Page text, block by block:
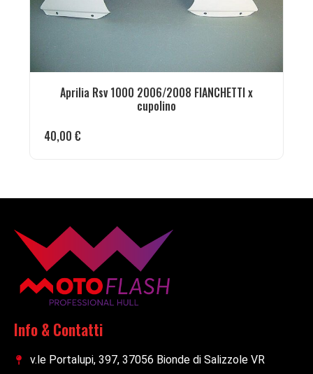
Aprilia Rsv 1000 2006/2008 FIANCHETTI x
cupolino
40,00 €
Info & Contatti
v.le Portalupi, 397, 37056 Bionde di Salizzole VR